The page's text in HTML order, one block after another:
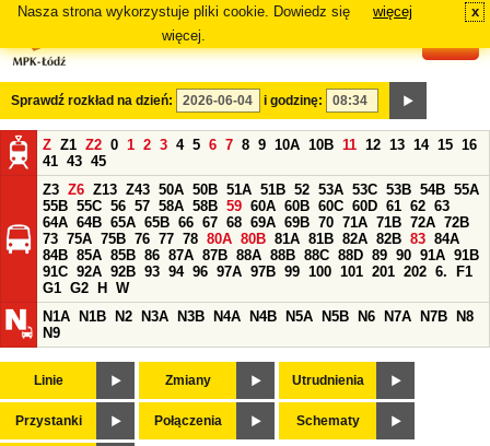
Nasza strona wykorzystuje pliki cookie. Dowiedz się
więcej.
więcej x
Sprawdź rozkład na dzień: i godzinę:
Z Z1 Z2 0 1 2 3 4 5 6 7 8 9 10A 10B 11 12 13 14 15 16
41 43 45
Z3 Z6 Z13 Z43 50A 50B 51A 51B 52 53A 53C 53B 54B 55A
55B 55C 56 57 58A 58B 59 60A 60B 60C 60D 61 62 63
64A 64B 65A 65B 66 67 68 69A 69B 70 71A 71B 72A 72B
73 75A 75B 76 77 78 80A 80B 81A 81B 82A 82B 83 84A
84B 85A 85B 86 87A 87B 88A 88B 88C 88D 89 90 91A 91B
91C 92A 92B 93 94 96 97A 97B 99 100 101 201 202 6.
F1
G1 G2 H
W
N1A
N1B N2 N3A N3B N4A N4B N5A N5B N6 N7A N7B
N8
N9
Linie Zmiany Utrudnienia
Przystanki Połączenia Schematy